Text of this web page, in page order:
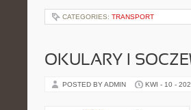
CATEGORIES: TRANSPORT
OKULARY I
POSTED BY ADMIN KWI - 10 -